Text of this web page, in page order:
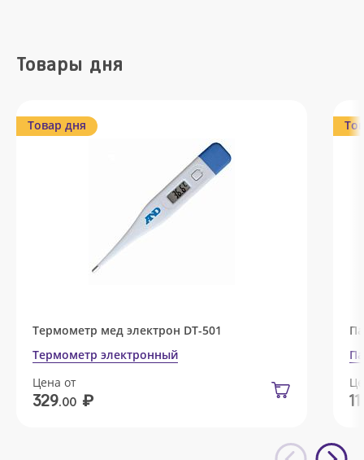
Товары дня
Товар дня
Термометр мед электрон DT-501
Термометр электронный
Цена от
329.00 ₽ 11